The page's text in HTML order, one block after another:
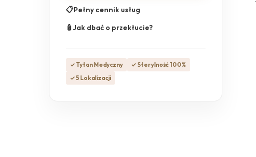
📋Pełny cennik usług
🧴Jak dbać o przekłucie?
✓ Tytan Medyczny
✓ Sterylność 100%
✓ 5 Lokalizacji